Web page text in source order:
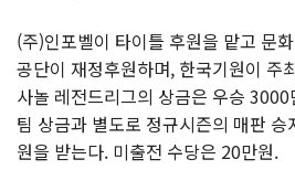
(주)인포벨이 타이틀 후원을 맡고 문
공단이 재정후원하며, 한국기원이 주
사놀 레전드리그의 상금은 우승
팀 상금과 별도로 정규시즌의 매판
원을 받는다. 미출전 수당은 20만원.